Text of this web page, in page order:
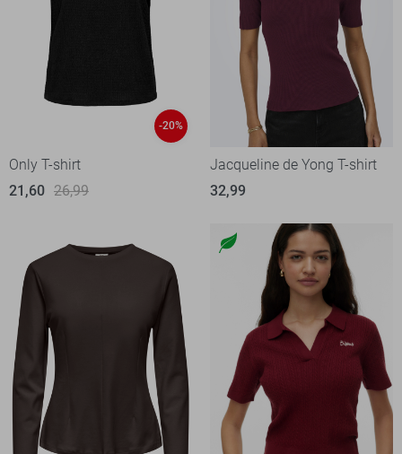
-20%
Only T-shirt
21,60 26,99
Jacqueline de Yong T-shirt
32,99